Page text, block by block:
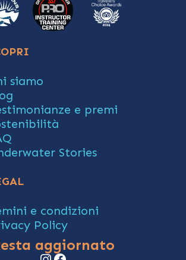
siamo
e premi
Stories
e condizioni
Policy
aggiornato